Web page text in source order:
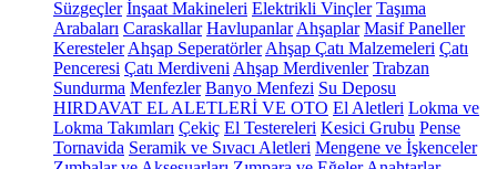
Süzgeçler İnşaat Makineleri Elektrikli Vinçler Taşıma
Arabaları Caraskallar Havlupanlar Ahşaplar Masif Paneller
Keresteler Ahşap Seperatörler Ahşap Çatı Malzemeleri Çatı
Penceresi Çatı Merdiveni Ahşap Merdivenler Trabzan
Sundurma Menfezler Banyo Menfezi Su Deposu
HIRDAVAT EL ALETLERİ VE OTO El Aletleri Lokma ve
Lokma Takımları Çekiç El Testereleri Kesici Grubu Pense
Tornavida Seramik ve Sıvacı Aletleri Mengene ve İşkenceler